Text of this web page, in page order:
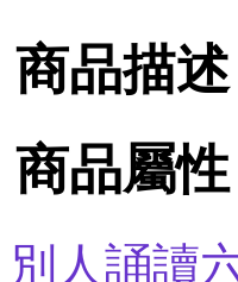
商品描述
商品屬性
別人誦讀